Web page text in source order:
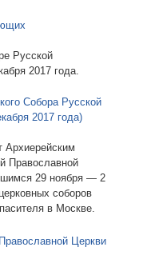
Русской
2017 года.
Собора Русской
2017 года)
Архиерейским
Православной
29 ноября ― 2
соборов
в Москве.
Церкви